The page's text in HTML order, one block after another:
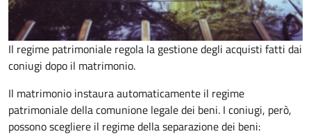
Il regime patrimoniale regola la gestione degli acquisti fatti dai
coniugi dopo il matrimonio.
Il matrimonio instaura automaticamente il regime
patrimoniale della comunione legale dei beni. I coniugi, però,
possono scegliere il regime della separazione dei beni: